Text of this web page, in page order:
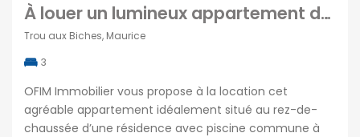
À louer un lumineux appartement dans une résidence avec piscine commune proche plage à Trou aux Biches
Trou aux Biches, Maurice
3
OFIM Immobilier vous propose à la location cet
agréable appartement idéalement situé au rez-de-
chaussée d’une résidence avec piscine commune à